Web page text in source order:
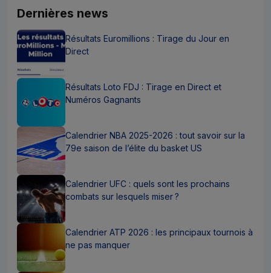
Dernières news
Résultats Euromillions : Tirage du Jour en
Direct
Résultats Loto FDJ : Tirage en Direct et
Numéros Gagnants
Calendrier NBA 2025-2026 : tout savoir sur la
79e saison de l’élite du basket US
Calendrier UFC : quels sont les prochains
combats sur lesquels miser ?
Calendrier ATP 2026 : les principaux tournois à
ne pas manquer